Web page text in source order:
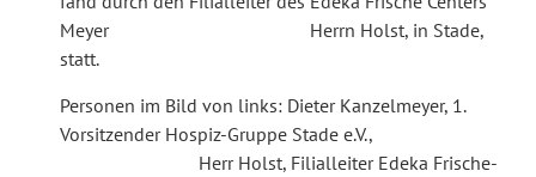
Meyer Herrn Holst, in Stade,
statt.
Personen im Bild von links: Dieter Kanzelmeyer, 1.
Vorsitzender Hospiz-Gruppe Stade e.V.,
Herr Holst, Filialleiter Edeka Frische-